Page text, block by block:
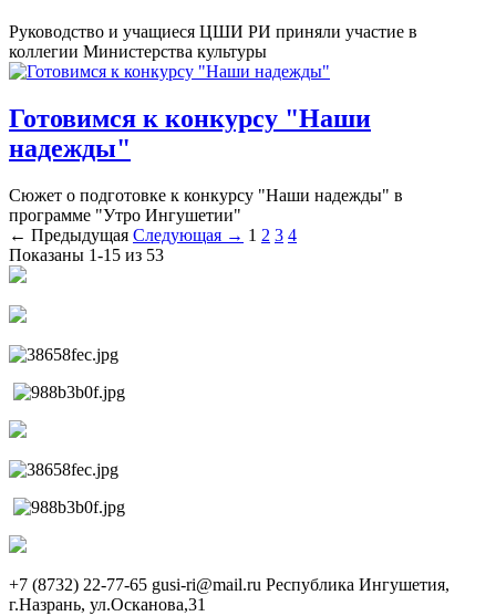
Руководство и учащиеся ЦШИ РИ приняли участие в
коллегии Министерства культуры
Готовимся к конкурсу "Наши
надежды"
Сюжет о подготовке к конкурсу "Наши надежды" в
программе "Утро Ингушетии"
← Предыдущая Следующая → 1 2 3 4
Показаны 1-15 из 53
+7 (8732) 22-77-65 gusi-ri@mail.ru Республика Ингушетия,
г.Назрань, ул.Осканова,31